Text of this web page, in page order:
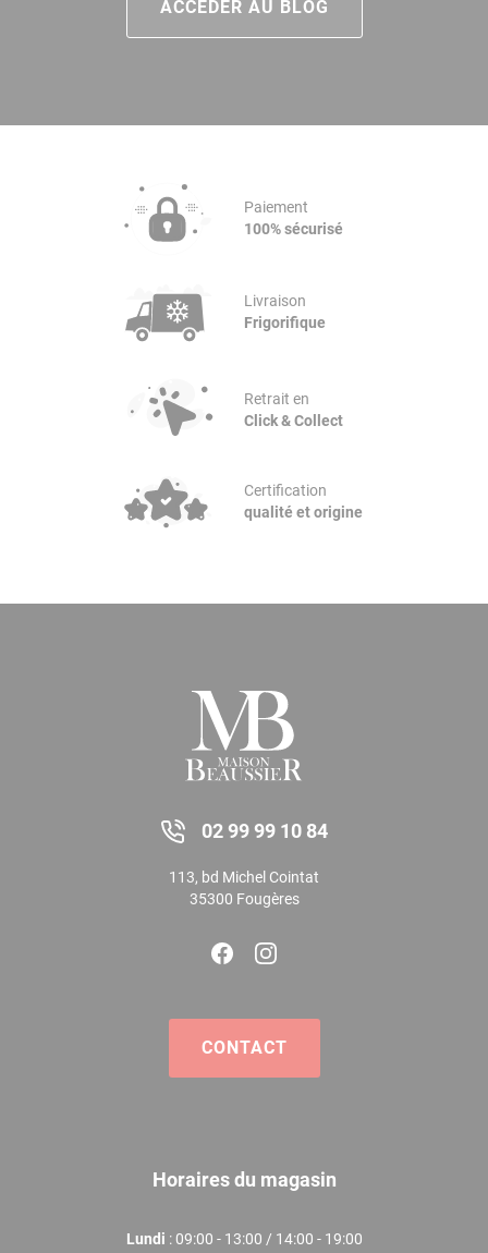
ACCÉDER AU BLOG
Paiement
100% sécurisé
Livraison
Frigorifique
Retrait en
Click & Collect
Certification
qualité et origine
02 99 99 10 84
113, bd Michel Cointat
35300 Fougères
CONTACT
Horaires du magasin
Lundi : 09:00 - 13:00 / 14:00 - 19:00